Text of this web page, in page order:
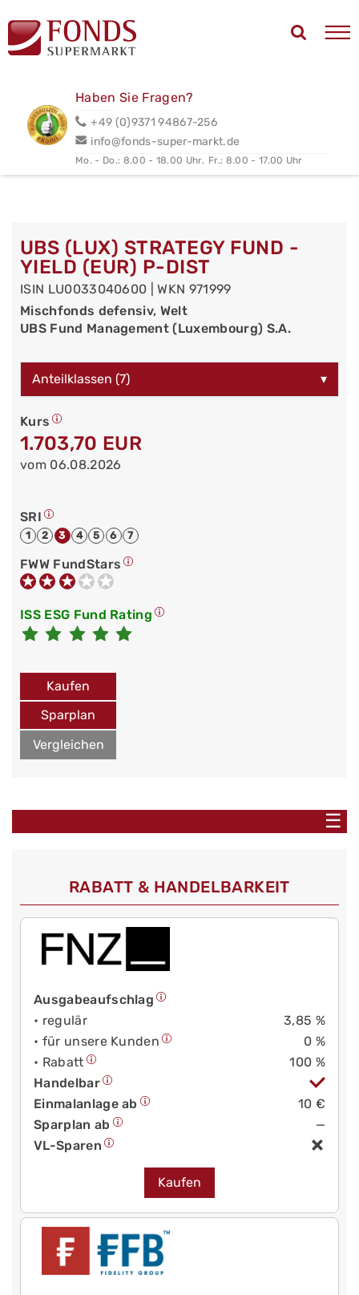
Haben Sie Fragen?
+49 (0)9371 94867-256
info@fonds-super-markt.de
Mo. - Do.: 8.00 - 18.00 Uhr, Fr.: 8.00 - 17.00 Uhr
UBS (LUX) STRATEGY FUND -
YIELD (EUR) P-DIST
ISIN LU0033040600 | WKN 971999
Mischfonds defensiv, Welt
UBS Fund Management (Luxembourg) S.A.
Anteilklassen (7) ▾
Kurs
1.703,70 EUR
vom 06.08.2026
SRI
1 2 3 4 5 6 7
FWW FundStars
ISS ESG Fund Rating
Kaufen
Sparplan
Vergleichen
☰
RABATT & HANDELBARKEIT
Ausgabeaufschlag
• regulär
3,85 %
• für unsere Kunden
0 %
• Rabatt
100 %
Handelbar
Einmalanlage ab
10 €
Sparplan ab
—
VL-Sparen
Kaufen